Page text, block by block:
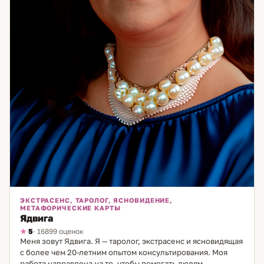
ЭКСТРАСЕНС, ТАРОЛОГ, ЯСНОВИДЕНИЕ,
МЕТАФОРИЧЕСКИЕ КАРТЫ
Ядвига
5· 16899 оценок
Меня зовут Ядвига. Я — таролог, экстрасенс и ясновидящая
с более чем 20-летним опытом консультирования. Моя